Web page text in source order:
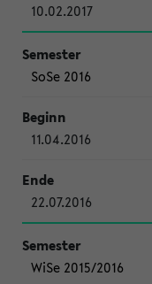
10.02.2017
SoSe 2016
11.04.2016
22.07.2016
WiSe 2015/2016